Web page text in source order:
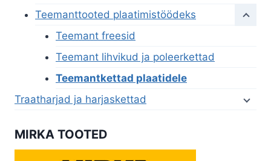
Teemanttooted plaatimistöödeks
Teemant freesid
Teemant lihvikud ja poleerkettad
Teemantkettad plaatidele
Traatharjad ja harjaskettad
MIRKA TOOTED